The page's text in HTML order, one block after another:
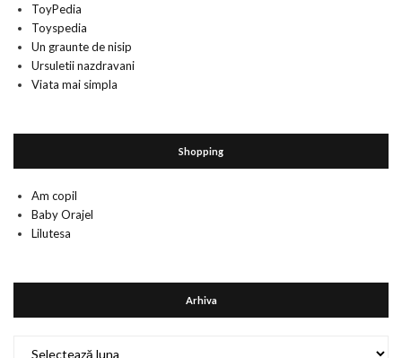
ToyPedia
Toyspedia
Un graunte de nisip
Ursuletii nazdravani
Viata mai simpla
Shopping
Am copil
Baby Orajel
Lilutesa
Arhiva